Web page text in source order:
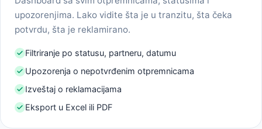
upozorenjima. Lako vidite šta je u tranzitu, šta čeka
potvrdu, šta je reklamirano.
Filtriranje po statusu, partneru, datumu
Upozorenja o nepotvrđenim otpremnicama
Izveštaj o reklamacijama
Eksport u Excel ili PDF